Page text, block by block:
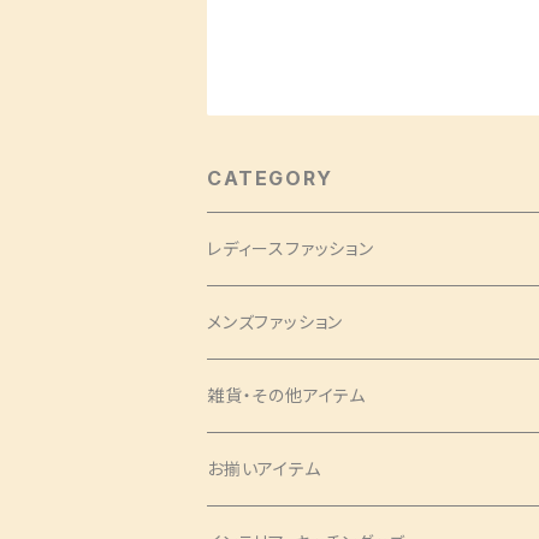
CATEGORY
レディースファッション
バッグ・チャーム
ツイリー
バッグ
アクセサリー
シュシュ
ピアス
エプロン
メンズファッション
ネクタイ・蝶ネクタイ
ナローネクタイ
レギュラーネクタイ
トップス・シャツ
雑貨・その他アイテム
ブックカバー
お揃いアイテム